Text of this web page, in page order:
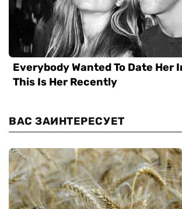
ВАС ЗАИНТЕРЕСУЕТ